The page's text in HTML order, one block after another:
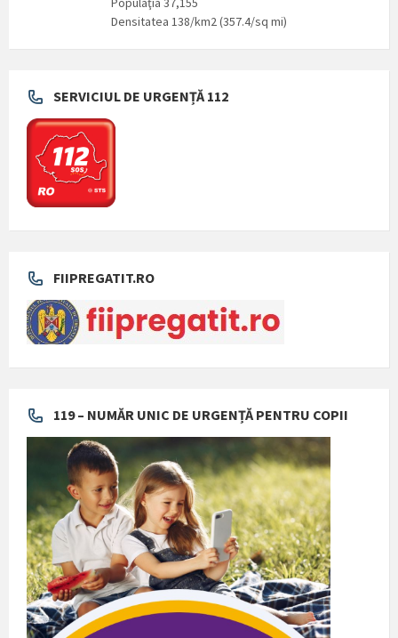
Densitatea 138/km2 (357.4/sq mi)
SERVICIUL DE URGENȚĂ 112
FIIPREGATIT.RO
119 – NUMĂR UNIC DE URGENȚĂ PENTRU COPII